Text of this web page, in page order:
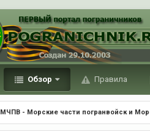
Обзор Правила
МЧПВ - Морские части погранвойск и